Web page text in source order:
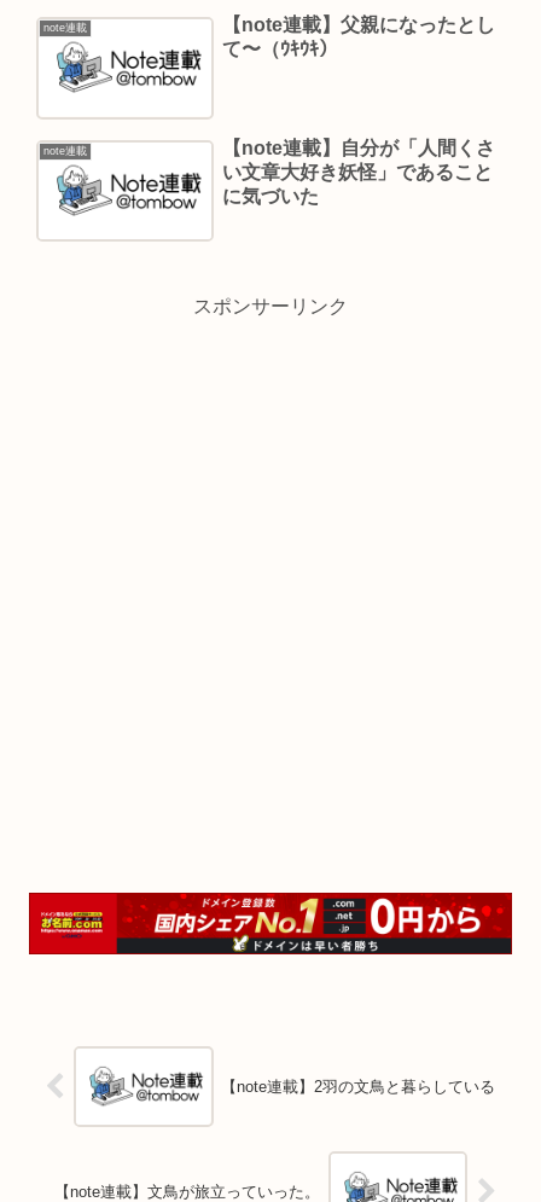
note連載
【note連載】父親になったとし
て〜（ｳｷｳｷ）
note連載
【note連載】自分が「人間くさ
い文章大好き妖怪」であること
に気づいた
スポンサーリンク
【note連載】2羽の文鳥と暮らしている
【note連載】文鳥が旅立っていった。